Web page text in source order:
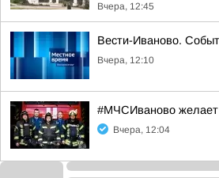
Вчера, 12:45
Вести-Иваново.
Вчера, 12:10
#МЧСИваново желает
Вчера, 12:04